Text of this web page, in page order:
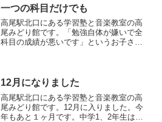
勉強について意識していない...
一つの科目だけでも
高尾駅北口にある学習塾と音楽教室の高
尾みどり館です。「勉強自体が嫌いで全
科目の成績が悪いです」というお子さん
です。例えば英語でも数学...
12月になりました
高尾駅北口にある学習塾と音楽教室の高
尾みどり館です。12月に入りました。今
年もあと１ヶ月です。中学1、2年生は期